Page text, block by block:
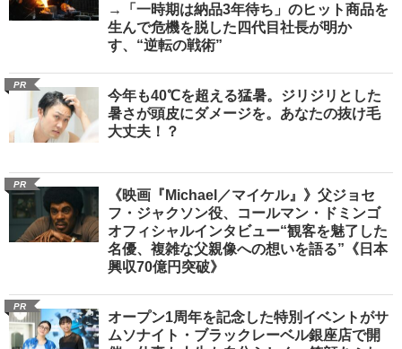
→「一時期は納品3年待ち」のヒット商品を
生んで危機を脱した四代目社長が明か
す、“逆転の戦術”
PR
今年も40℃を超える猛暑。ジリジリとした
暑さが頭皮にダメージを。あなたの抜け毛
大丈夫！？
PR
《映画『Michael／マイケル』》父ジョセ
フ・ジャクソン役、コールマン・ドミンゴ
オフィシャルインタビュー“観客を魅了した
名優、複雑な父親像への想いを語る”《日本
興収70億円突破》
PR
オープン1周年を記念した特別イベントがサ
ムソナイト・ブラックレーベル銀座店で開